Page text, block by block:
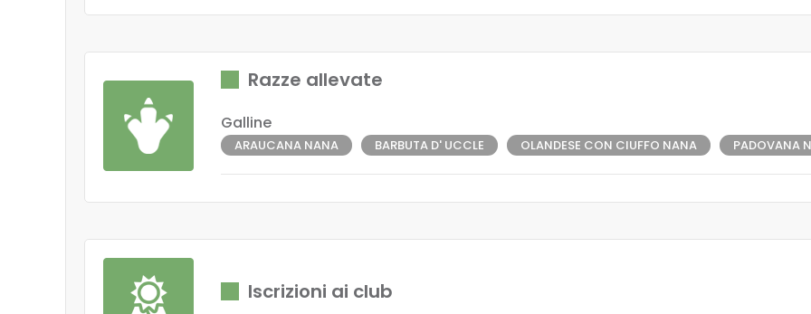
Razze allevate
Galline
ARAUCANA NANA BARBUTA D' UCCLE OLANDESE CON CIUFFO NANA PADOVANA
Iscrizioni ai club